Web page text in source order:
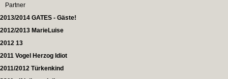
Partner
2013/2014 GATES - Gäste!
2012/2013 MarieLuise
2012 13
2011 Vogel Herzog Idiot
2011/2012 Türkenkind